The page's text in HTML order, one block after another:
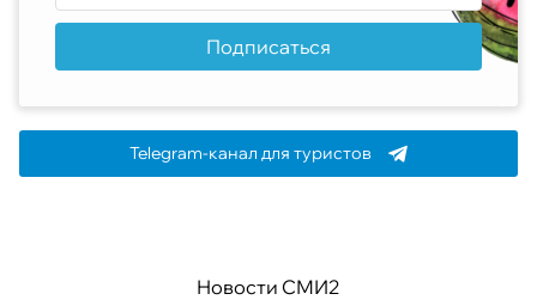
Подписаться
Telegram-канал для туристов
Новости СМИ2